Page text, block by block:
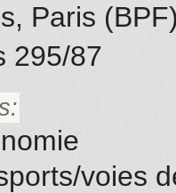
Paris
295/87
voies